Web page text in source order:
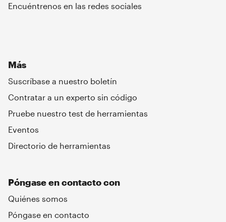
Encuéntrenos en las redes sociales
Más
Suscríbase a nuestro boletín
Contratar a un experto sin código
Pruebe nuestro test de herramientas
Eventos
Directorio de herramientas
Póngase en contacto con
Quiénes somos
Póngase en contacto